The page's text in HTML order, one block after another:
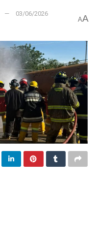
03/06/2026
AA